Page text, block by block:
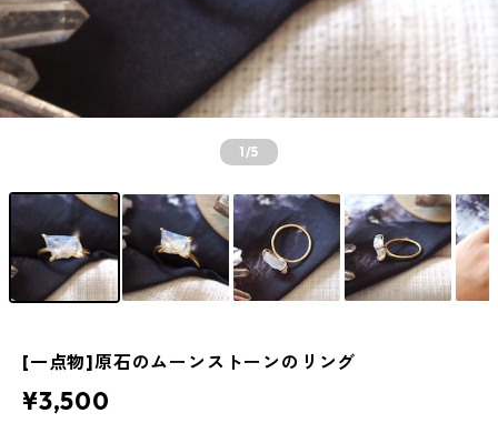
1/5
[一点物]原石のムーンストーンのリング
¥3,500